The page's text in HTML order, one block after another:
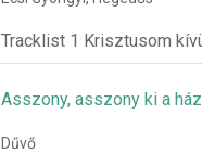
Tracklist 1 Krisztusom
Asszony, asszony ki a
Dűvő